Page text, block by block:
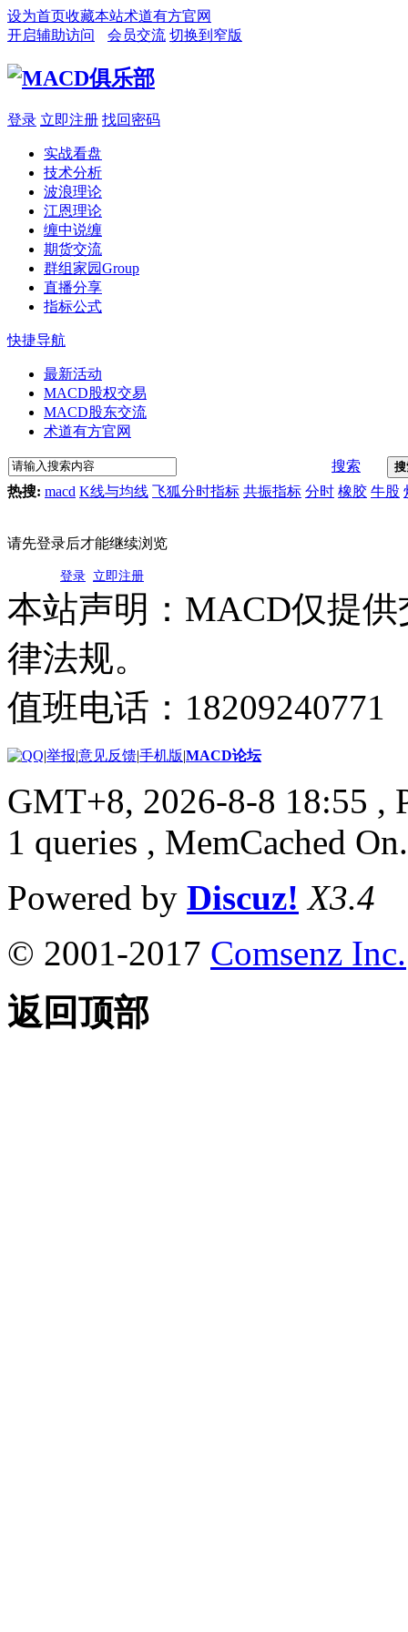
设为首页收藏本站术道有方官网
开启辅助访问
会员交流 切换到窄版
登录 立即注册 找回密码
实战看盘
技术分析
波浪理论
江恩理论
缠中说缠
期货交流
群组家园Group
直播分享
指标公式
快捷导航
最新活动
MACD股权交易
MACD股东交流
术道有方官网
搜索
热搜: macd K线与均线 飞狐分时指标 共振指标 分时 橡胶 牛股
请先登录后才能继续浏览
登录 立即注册
本站声明：MACD仅提
律法规。
值班电话：
|举报|意见反馈|手机版|MACD论坛
GMT+8, 2026-8-8 18:55 ,
1 queries , MemCached On.
Powered by Discuz! X3.4
© 2001-2017 Comsenz Inc.
返回顶部